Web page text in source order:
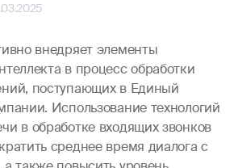
внедряет элементы
в процесс обработки
поступающих в Единый
Использование технологий
в обработке входящих звонков
среднее время диалога с